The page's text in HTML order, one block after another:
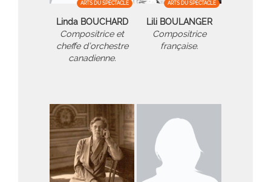
ARTS DU SPECTACLE
Linda BOUCHARD
Compositrice et
cheffe d’orchestre
canadienne.
ARTS DU SPECTACLE
Lili BOULANGER
Compositrice
française.